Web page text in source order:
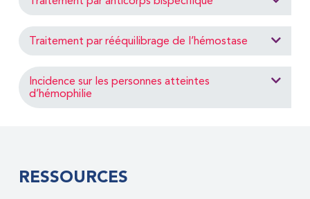
Traitement par rééquilibrage de l’hémostase
Incidence sur les personnes atteintes
d’hémophilie
RESSOURCES